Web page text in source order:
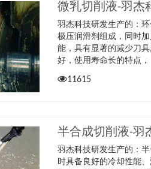
微乳切削液-羽杰
羽杰科技研发生产的：
极压润滑剂组成，同时
能，具有显著的减少刀
好，使用寿命长的特点，​
11615
半合成切削液-羽
羽杰科技研发生产的：
时具备良好的冷却性能